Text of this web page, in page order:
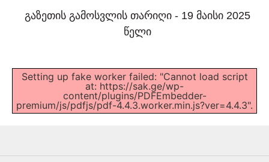
გაზეთის გამოსვლის თარიღი - 19 მაისი 2025
წელი
Setting up fake worker failed: "Cannot load script
at: https://sak.ge/wp-
content/plugins/PDFEmbedder-
premium/js/pdfjs/pdf-4.4.3.worker.min.js?ver=4.4.3".